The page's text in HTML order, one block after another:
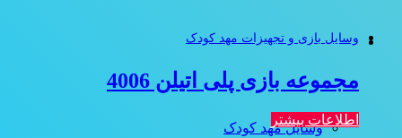
وسایل بازی و تجهیزات مهد کودک
وسایل مهد کودک
مجموعه بازی پلی اتیلن 4006
اطلاعات بیشتر